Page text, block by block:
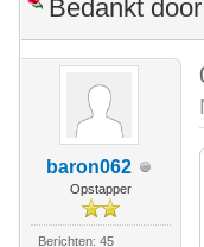
Bedankt
baron062
Opstapper
Berichten: 45